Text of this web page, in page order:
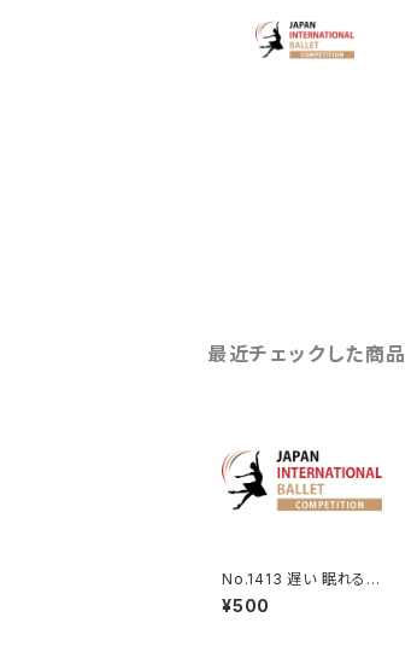
最近チェックした商品
No.1413 遅い 眠れる
森の美女よりブルーバ
ードのVa.
¥500